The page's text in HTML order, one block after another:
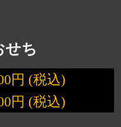
せち
円 (税込)
円 (税込)